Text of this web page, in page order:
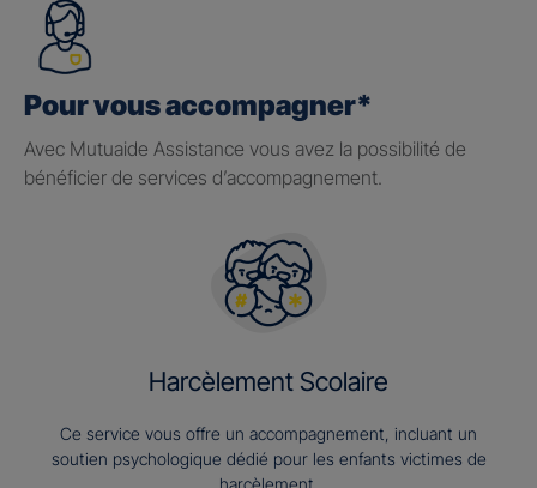
Pour vous accompagner*
Avec Mutuaide Assistance vous avez la possibilité de
bénéficier de services d’accompagnement.
Harcèlement Scolaire
Ce service vous offre un accompagnement, incluant un
soutien psychologique dédié pour les enfants victimes de
harcèlement.